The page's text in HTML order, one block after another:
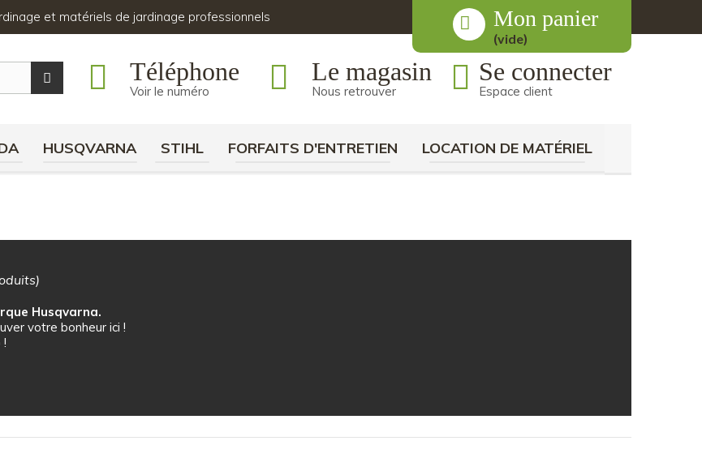
Mon panier
(vide)
et matériels de jardinage professionnels
Téléphone
Voir le numéro
Le magasin
Nous retrouver
Se connecter
Espace client
HUSQVARNA STIHL FORFAITS D'ENTRETIEN LOCATION DE MATÉRIEL
Husqvarna.
votre bonheur ici !